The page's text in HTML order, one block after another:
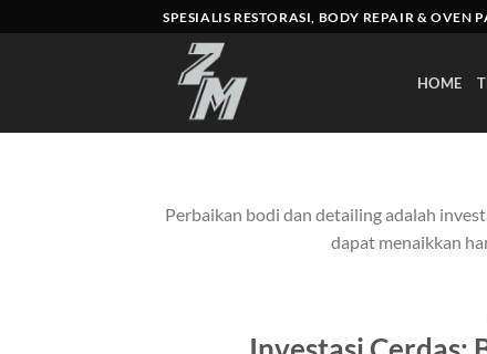
to
SPESIALIS RESTORASI, BODY REPAIR & OVEN
HOME
Perbaikan bodi dan detailing adalah
dapat menaikkan